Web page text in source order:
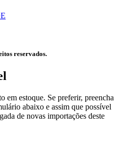
reservados.
em estoque. Se preferir, preencha
abaixo e assim que possível
de novas importações deste